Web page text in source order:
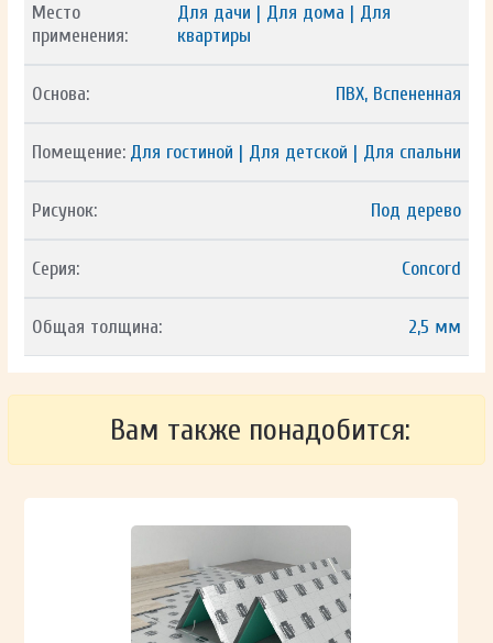
Место
применения:
Для дачи | Для дома | Для
квартиры
Основа: ПВХ, Вспененная
Помещение: Для гостиной | Для детской | Для спальни
Рисунок: Под дерево
Серия: Concord
Общая толщина: 2,5 мм
Вам также понадобится: